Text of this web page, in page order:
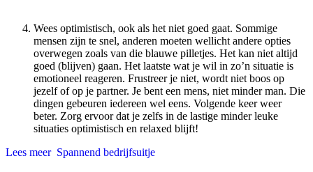
Wees optimistisch, ook als het niet goed gaat. Sommige
mensen zijn te snel, anderen moeten wellicht andere opties
overwegen zoals van die blauwe pilletjes. Het kan niet altijd
goed (blijven) gaan. Het laatste wat je wil in zo’n situatie is
emotioneel reageren. Frustreer je niet, wordt niet boos op
jezelf of op je partner. Je bent een mens, niet minder man. Die
dingen gebeuren iedereen wel eens. Volgende keer weer
beter. Zorg ervoor dat je zelfs in de lastige minder leuke
situaties optimistisch en relaxed blijft!
Lees meer Spannend bedrijfsuitje